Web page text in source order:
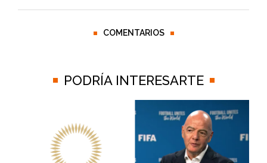
COMENTARIOS
PODRÍA INTERESARTE